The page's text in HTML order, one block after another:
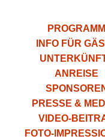
PROGRAMM
INFO FÜR
ANREISE
PRESSE &
VIDEO-
FOTO-